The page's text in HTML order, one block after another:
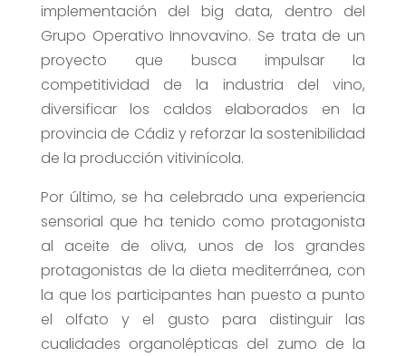
implementación del big data, dentro del
Grupo Operativo Innovavino. Se trata de un
proyecto que busca impulsar la
competitividad de la industria del vino,
diversificar los caldos elaborados en la
provincia de Cádiz y reforzar la sostenibilidad
de la producción vitivinícola.
Por último, se ha celebrado una experiencia
sensorial que ha tenido como protagonista
al aceite de oliva, unos de los grandes
protagonistas de la dieta mediterránea, con
la que los participantes han puesto a punto
el olfato y el gusto para distinguir las
cualidades organolépticas del zumo de la